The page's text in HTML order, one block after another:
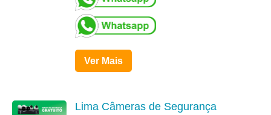
Ver Mais
Lima Câmeras de Segurança